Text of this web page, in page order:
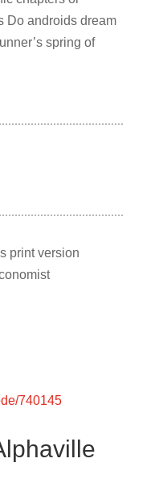
Do androids dream
spring of
print version
740145